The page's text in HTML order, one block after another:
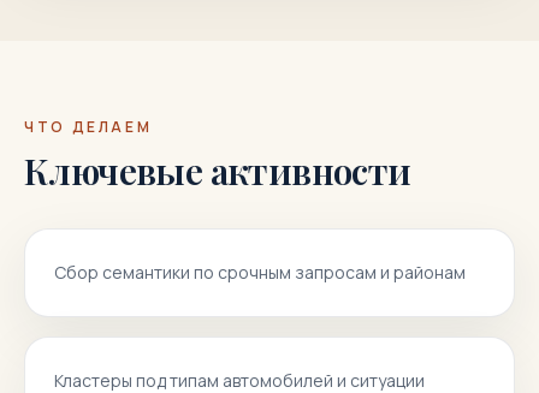
ЧТО ДЕЛАЕМ
Ключевые активности
Сбор семантики по срочным запросам и районам
Кластеры под типам автомобилей и ситуации